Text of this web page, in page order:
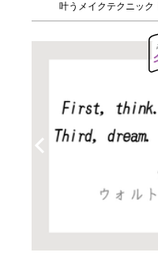
叶うメイクテクニック